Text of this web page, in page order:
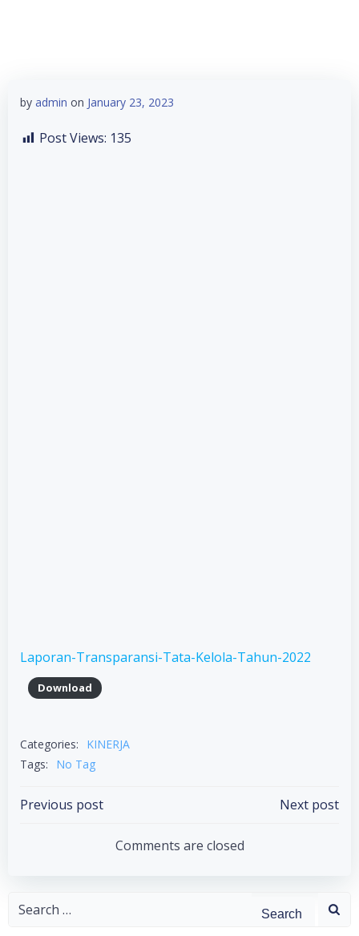
by admin on January 23, 2023
Post Views: 135
Laporan-Transparansi-Tata-Kelola-Tahun-2022
Download
Categories:
KINERJA
Tags:
No Tag
Post
navigation
Previous post
navigation
Next post
Comments are closed
Search